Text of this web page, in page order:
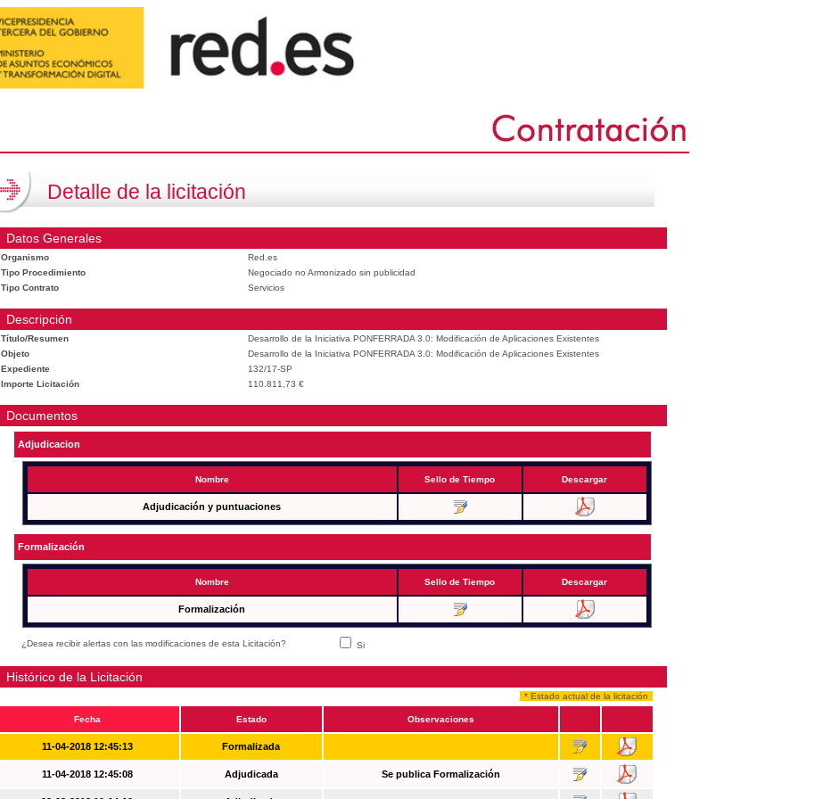
Detalle de la licitación
Datos Generales
Organismo
Red.es
Tipo Procedimiento
Negociado no Armonizado sin publicidad
Tipo Contrato
Servicios
Descripción
Título/Resumen
Desarrollo de la Iniciativa PONFERRADA 3.0: Modificación de Aplicaciones Existentes
Objeto
Desarrollo de la Iniciativa PONFERRADA 3.0: Modificación de Aplicaciones Existentes
Expediente
132/17-SP
Importe Licitación
110.811,73 €
Documentos
Adjudicacion
Nombre Sello de Tiempo Descargar
Adjudicación y puntuaciones
Formalización
Nombre Sello de Tiempo Descargar
Formalización
¿Desea recibir alertas con las modificaciones de esta Licitación? Si
Histórico de la Licitación
* Estado actual de la licitación
Fecha Estado Observaciones
11-04-2018 12:45:13 Formalizada
11-04-2018 12:45:08 Adjudicada Se publica Formalización